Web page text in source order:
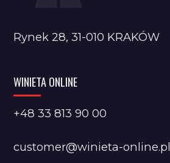
Rynek 28, 31-010 KRAKÓW
WINIETA ONLINE
+48 33 813 90 00
customer@winieta-online.pl